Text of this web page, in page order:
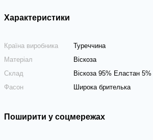
Характеристики
Країна виробника
Туреччина
Матеріал
Віскоза
Склад
Віскоза 95% Еластан 5%
Фасон
Широка брителька
Поширити у соцмережах